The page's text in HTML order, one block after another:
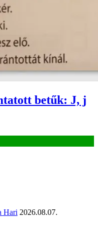
betűk: J, j
Hari 2026.08.07.